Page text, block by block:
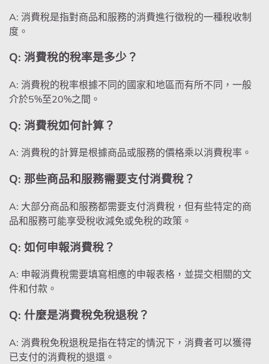
A: 消費稅是指對商品和服務的消費進行徵稅的一種稅收制
度。
Q: 消費稅的稅率是多少？
A: 消費稅的稅率根據不同的國家和地區而有所不同，一般
介於5%至20%之間。
Q: 消費稅如何計算？
A: 消費稅的計算是根據商品或服務的價格乘以消費稅率。
Q: 那些商品和服務需要支付消費稅？
A: 大部分商品和服務都需要支付消費稅，但有些特定的商
品和服務可能享受稅收減免或免稅的政策。
Q: 如何申報消費稅？
A: 申報消費稅需要填寫相應的申報表格，並提交相關的文
件和付款。
Q: 什麼是消費稅免稅退稅？
A: 消費稅免稅退稅是指在特定的情況下，消費者可以獲得
已支付的消費稅的退還。